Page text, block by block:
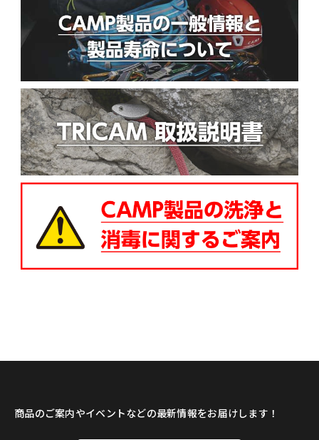
商品のご案内やイベントなどの最新情報をお届けします！